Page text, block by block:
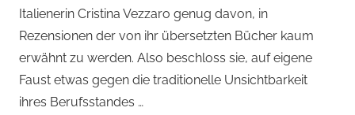
Italienerin Cristina Vezzaro genug davon, in
Rezensionen der von ihr übersetzten Bücher kaum
erwähnt zu werden. Also beschloss sie, auf eigene
Faust etwas gegen die traditionelle Unsichtbarkeit
ihres Berufsstandes …